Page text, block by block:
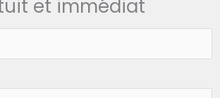
et immédiat